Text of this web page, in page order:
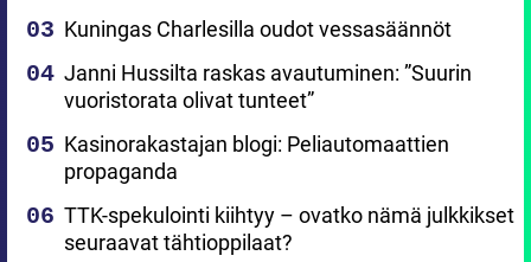
Kuningas Charlesilla oudot vessasäännöt
Janni Hussilta raskas avautuminen: ”Suurin
vuoristorata olivat tunteet”
Kasinorakastajan blogi: Peliautomaattien
propaganda
TTK-spekulointi kiihtyy – ovatko nämä julkkikset
seuraavat tähtioppilaat?